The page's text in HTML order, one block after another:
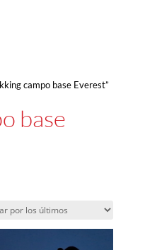
campo base Everest”
base